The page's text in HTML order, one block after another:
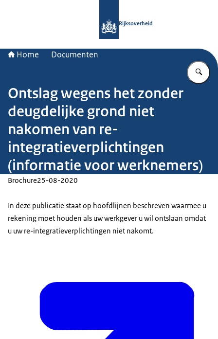
Rijksoverheid
Home Documenten
Ontslag wegens het zonder
deugdelijke grond niet
nakomen van re-
integratieverplichtingen
(informatie voor werknemers)
Brochure25-08-2020
In deze publicatie staat op hoofdlijnen beschreven waarmee u
rekening moet houden als uw werkgever u wil ontslaan omdat
u uw re-integratieverplichtingen niet nakomt.